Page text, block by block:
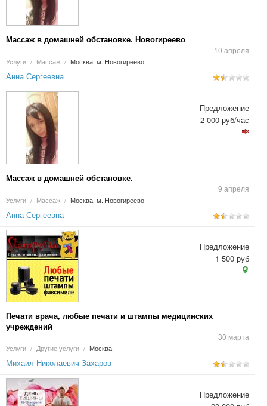
Массаж в домашней обстановке. Новогиреево
10 апреля
Услуги / Массаж / Москва, м. Новогиреево
Анна Сергеевна
Массаж в домашней обстановке.
9 апреля
Услуги / Массаж / Москва, м. Новогиреево
Предложение
2 000 руб/час
Анна Сергеевна
Печати врача, любые печати и штампы медицинских
учреждений
30 марта
Услуги / Другие услуги / Москва
Предложение
1 500 руб
Михаил Николаевич Захаров
Предложение